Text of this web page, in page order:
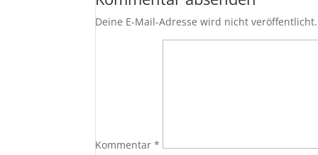
Deine E-Mail-Adresse wird nicht veröffentlicht.
Kommentar*